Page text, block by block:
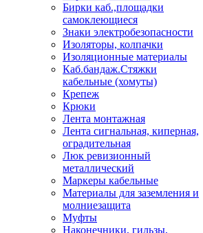
Бирки каб.,площадки
самоклеющиеся
Знаки электробезопасности
Изоляторы, колпачки
Изоляционные материалы
Каб.бандаж.Стяжки
кабельные (хомуты)
Крепеж
Крюки
Лента монтажная
Лента сигнальная, киперная,
оградительная
Люк ревизионный
металлический
Маркеры кабельные
Материалы для заземления и
молниезащита
Муфты
Наконечники, гильзы,